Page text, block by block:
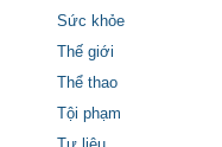
Sức khỏe
Thế giới
Thể thao
Tội phạm